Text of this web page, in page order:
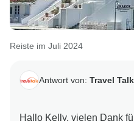
Reiste im Juli 2024
Antwort von: Travel Talk
Hallo Kelly, vielen Dank